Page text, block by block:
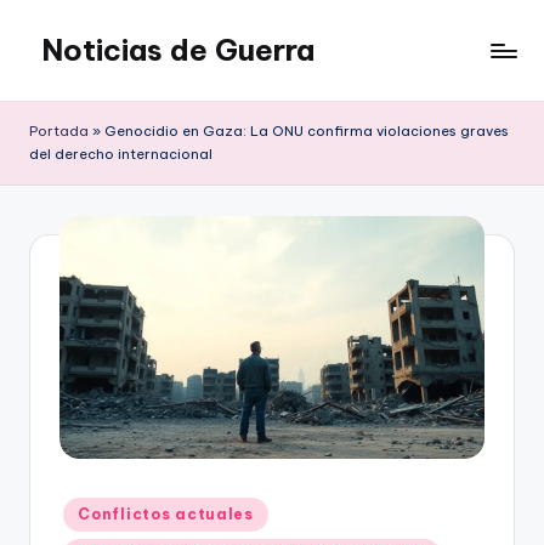
Saltar
contenido
Noticias de Guerra
Portada » Genocidio en Gaza: La ONU confirma violaciones graves
del derecho internacional
Publicado
en
Conflictos actuales